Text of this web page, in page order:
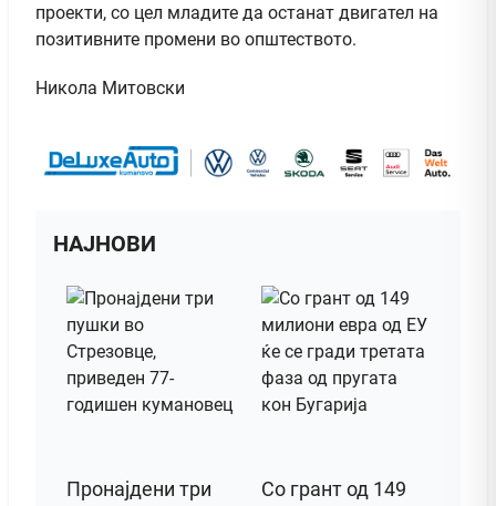
проекти, со цел младите да останат двигател на
позитивните промени во општеството.
Никола Митовски
НАЈНОВИ
Пронајдени три Со грант од 149